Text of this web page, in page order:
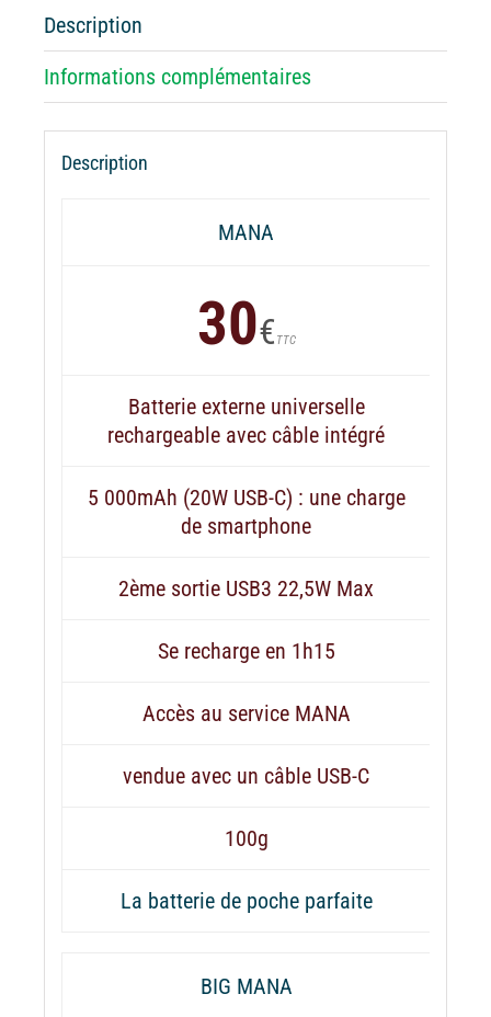
Vendée
Description
Informations complémentaires
Description
MANA
30€ TTC
Batterie externe universelle
rechargeable avec câble intégré
5 000mAh (20W USB-C) : une charge
de smartphone
2ème sortie USB3 22,5W Max
Se recharge en 1h15
Accès au service MANA
vendue avec un câble USB-C
100g
La batterie de poche parfaite
BIG MANA